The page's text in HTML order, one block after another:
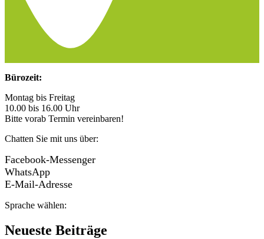
Bürozeit:
Montag bis Freitag
10.00 bis 16.00 Uhr
Bitte vorab Termin vereinbaren!
Chatten Sie mit uns über:
Facebook-Messenger
WhatsApp
E-Mail-Adresse
Sprache wählen:
Neueste Beiträge